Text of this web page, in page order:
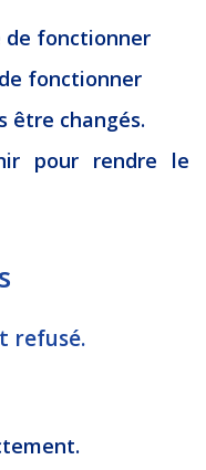
de fonctionner
fonctionner
être changés.
pour rendre le
refusé.